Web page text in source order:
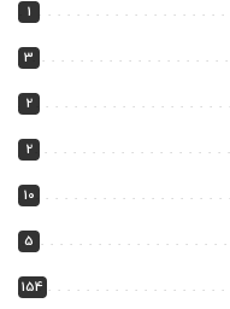
1
3
2
2
10
5
154